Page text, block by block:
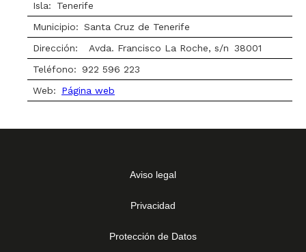
Isla:
Tenerife
Municipio: Santa Cruz de Tenerife
Dirección:
Avda. Francisco La Roche, s/n 38001
Teléfono:
922 596 223
Web:
Página web
Aviso legal
Privacidad
Protección de Datos